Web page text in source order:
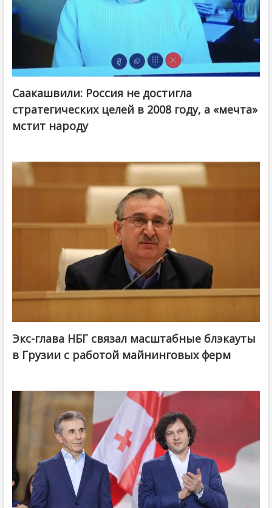
Саакашвили: Россия не достигла
стратегических целей в 2008 году, а «мечта»
мстит народу
Экс-глава НБГ связал масштабные блэкауты
в Грузии с работой майнинговых ферм